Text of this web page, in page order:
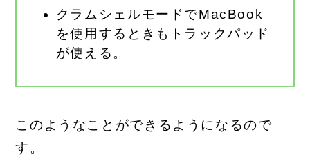
クラムシェルモードでMacBook
を使用するときもトラックパッド
が使える。
このようなことができるようになるので
す。